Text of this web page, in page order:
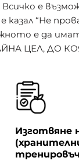
Всичко е
“Не
е да
ЦЕЛ, ДО
Изготвяне